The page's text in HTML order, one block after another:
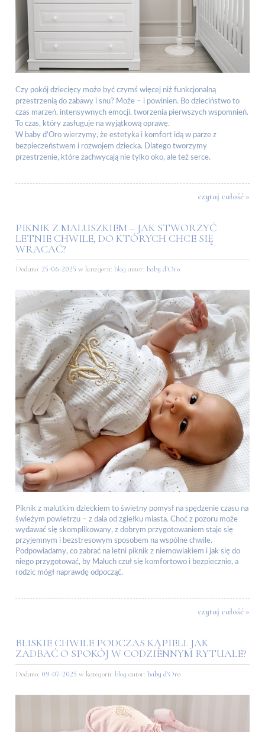
Czy pokój dziecięcy może być czymś więcej niż funkcjonalną
przestrzenią do zabawy i snu? Może – i powinien. Bo dzieciństwo to
czas marzeń, intensywnych emocji, tworzenia pierwszych wspomnień.
To czas, który zasługuje na wyjątkową oprawę.
W baby d’Oro wierzymy, że estetyka i komfort idą w parze z
bezpieczeństwem i rozwojem dziecka. Dlatego tworzymy
przestrzenie, które zachwycają nie tylko oko, ale też serce.
czytaj całość »
PIKNIK Z MALUSZKIEM – JAK STWORZYĆ
LETNIE CHWILE, DO KTÓRYCH CHCE SIĘ
WRACAĆ?
Dodano: 25-06-2025 w kategorii: blog autor: baby d'Oro
Piknik z malutkim dzieckiem to świetny pomysł na spędzenie czasu na
świeżym powietrzu – z dala od zgiełku miasta. Choć z pozoru może
wydawać się skomplikowany, z dobrym przygotowaniem staje się
przyjemnym i bezstresowym sposobem na wspólne chwile.
Podpowiadamy, co zabrać na letni piknik z niemowlakiem i jak się do
niego przygotować, by Maluch czuł się komfortowo i bezpiecznie, a
rodzic mógł naprawdę odpocząć.
czytaj całość »
BLISKIE CHWILE PODCZAS KĄPIELI. JAK
ZADBAĆ O SPOKÓJ W CODZIENNYM RYTUALE?
Dodano: 09-07-2025 w kategorii: blog autor: baby d'Oro